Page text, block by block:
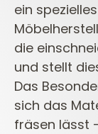
ein
die
und stellt
Das
sich das
fräsen lässt